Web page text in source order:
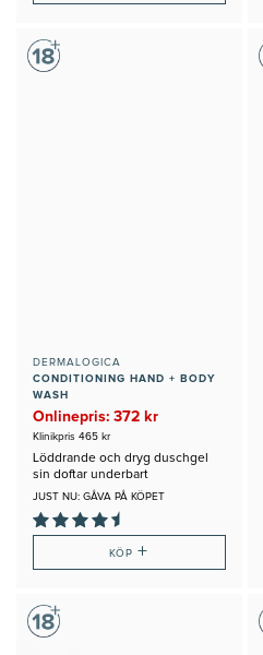
DERMALOGICA
CONDITIONING HAND + BODY
WASH
Onlinepris: 372 kr
Klinikpris 465 kr
Löddrande och dryg duschgel
sin doftar underbart
JUST NU: GÅVA PÅ KÖPET
KÖP+